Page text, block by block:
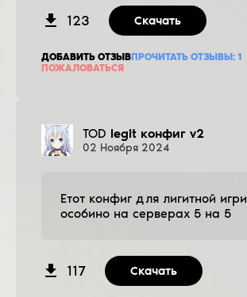
123 Скачать
ДОБАВИТЬ ОТЗЫВПРОЧИТАТЬ ОТЗЫВЫ: 1
ПОЖАЛОВАТЬСЯ
TOD legit конфиг v2
02 Ноября 2024
Етот конфиг для лигитной игри
особино на серверах 5 на 5
117 Скачать